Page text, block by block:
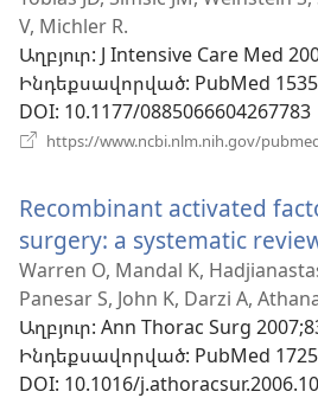
V, Michler R.
Աղբյուր‎: J Intensive Care Med
Ինդեքսավորված‎: PubMed
DOI‎: 10.1177/0885066604267783
https://www.ncbi.nlm.nih.gov/
Recombinant activated
surgery: a systematic
Warren O, Mandal K,
Panesar S, John K, Darzi A,
Աղբյուր‎: Ann Thorac Surg
Ինդեքսավորված‎: PubMed
DOI‎: 10.1016/